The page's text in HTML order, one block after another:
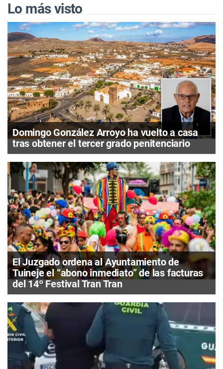
Lo más visto
Domingo González Arroyo ha vuelto a casa
tras obtener el tercer grado penitenciario
El Juzgado ordena al Ayuntamiento de
Tuineje el “abono inmediato” de las facturas
del 14º Festival Tran Tran